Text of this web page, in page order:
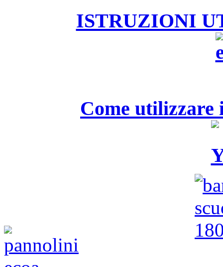
ISTRUZIONI
Come utilizzare